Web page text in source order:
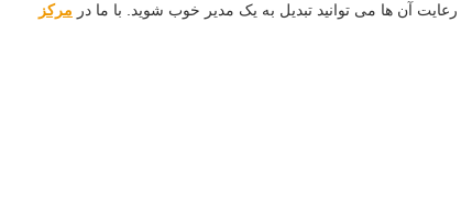
آن ها می توانید تبدیل به یک مدیر خوب شوید. با ما در مرکز